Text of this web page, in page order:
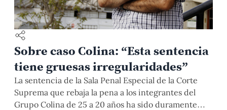
Sobre caso Colina: “Esta sentencia
tiene gruesas irregularidades”
La sentencia de la Sala Penal Especial de la Corte
Suprema que rebaja la pena a los integrantes del
Grupo Colina de 25 a 20 años ha sido duramente